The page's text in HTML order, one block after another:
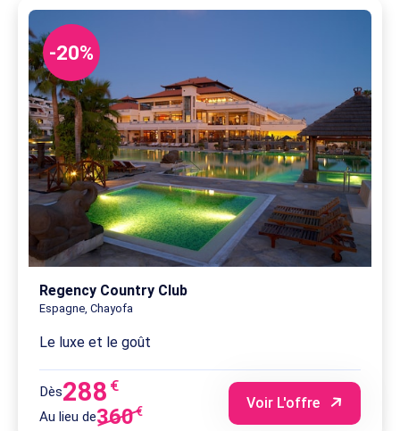
-20%
Regency Country Club
Espagne, Chayofa
Le luxe et le goût
Dès288 €
Au lieu de360€
Voir L'offre